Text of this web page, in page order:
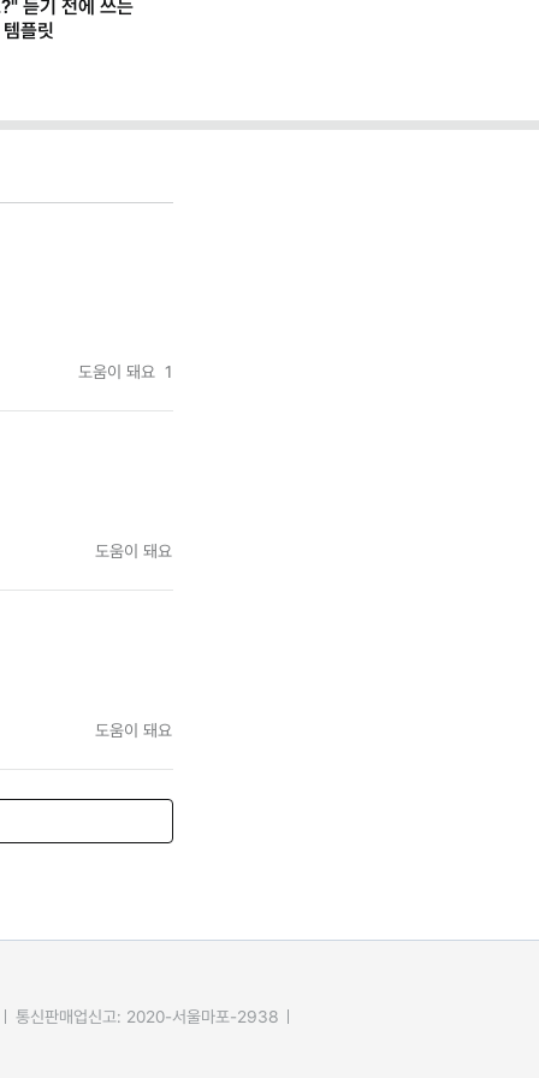
듣기 전에 쓰는
플릿
도움이 돼요 1
도움이 돼요
도움이 돼요
통신판매업신고: 2020-서울마포-2938